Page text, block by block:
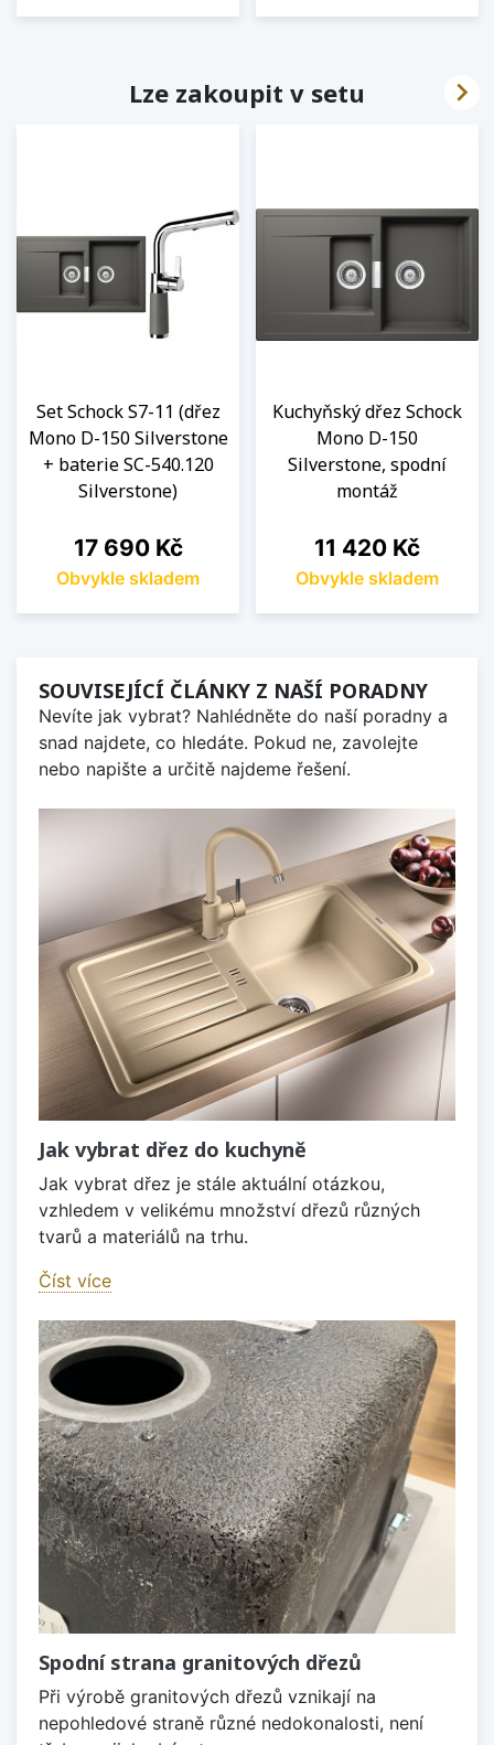
Lze zakoupit v setu
Set Schock S7-11 (dřez
Mono D-150 Silverstone
+ baterie SC-540.120
Silverstone)
Cena
17 690 Kč
Obvykle skladem
Kuchyňský dřez Schock
Mono D-150
Silverstone, spodní
montáž
Cena
11 420 Kč
Obvykle skladem

SOUVISEJÍCÍ ČLÁNKY Z NAŠÍ PORADNY
Nevíte jak vybrat? Nahlédněte do naší poradny a
snad najdete, co hledáte. Pokud ne, zavolejte
nebo napište a určitě najdeme řešení.
Jak vybrat dřez do kuchyně
Jak vybrat dřez je stále aktuální otázkou,
vzhledem v velikému množství dřezů různých
tvarů a materiálů na trhu.
Číst více
Spodní strana granitových dřezů
Při výrobě granitových dřezů vznikají na
nepohledové straně různé nedokonalosti, není